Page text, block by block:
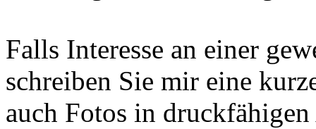
Falls Interesse an einer
schreiben Sie mir eine
auch Fotos in